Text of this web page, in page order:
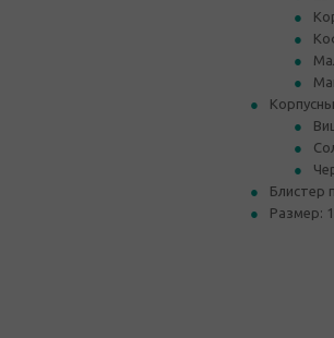
Блистер
Размер: